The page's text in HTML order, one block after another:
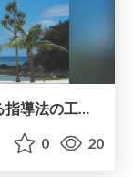
0 20